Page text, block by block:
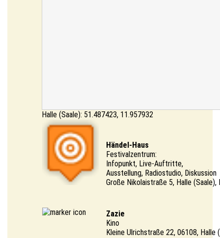
Halle (Saale): 51.487423, 11.957932
Händel-Haus
Festivalzentrum:
Infopunkt, Live-Auftritte,
Ausstellung, Radiostudio, Diskussion
Große Nikolaistraße 5, Halle (Saale),
Zazie
Kino
Kleine Ulrichstraße 22, 06108, Halle